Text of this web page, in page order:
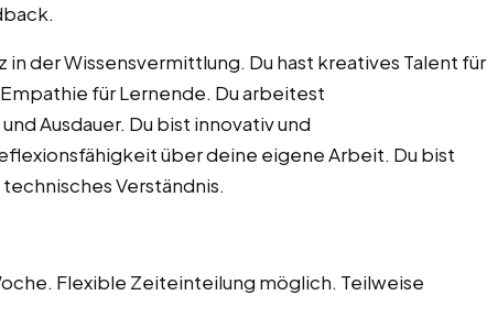
der Wissensvermittlung. Du hast kreatives Talent für
für Lernende. Du arbeitest
Ausdauer. Du bist innovativ und
über deine eigene Arbeit. Du bist
Verständnis.
Flexible Zeiteinteilung möglich. Teilweise